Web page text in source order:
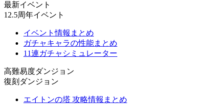
最新イベント
12.5周年イベント
イベント情報まとめ
ガチャキャラの性能まとめ
11連ガチャシミュレーター
高難易度ダンジョン
復刻ダンジョン
エイトンの塔 攻略情報まとめ